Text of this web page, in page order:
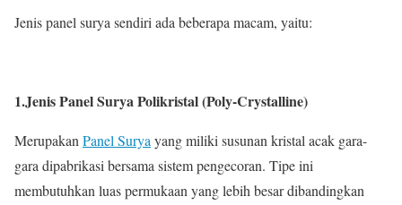
Jenis panel surya sendiri ada beberapa macam, yaitu:
1.Jenis Panel Surya Polikristal (Poly-Crystalline)
Merupakan Panel Surya yang miliki susunan kristal acak gara-
gara dipabrikasi bersama sistem pengecoran. Tipe ini
membutuhkan luas permukaan yang lebih besar dibandingkan